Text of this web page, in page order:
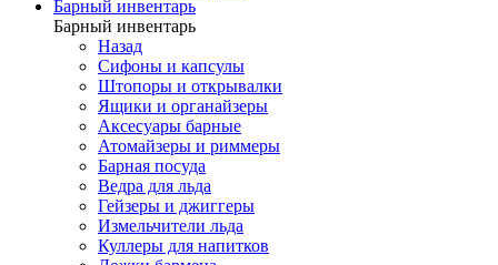
Барный инвентарь
Барный инвентарь
Назад
Сифоны и капсулы
Штопоры и открывалки
Ящики и органайзеры
Аксесуары барные
Атомайзеры и риммеры
Барная посуда
Ведра для льда
Гейзеры и джиггеры
Измельчители льда
Куллеры для напитков